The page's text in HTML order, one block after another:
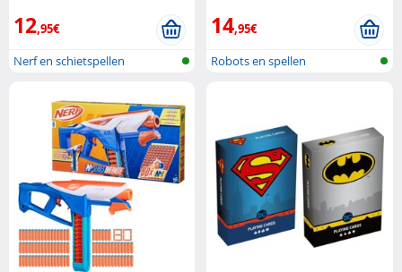
12,95€
Nerf en schietspellen
14,95€
Robots en spellen